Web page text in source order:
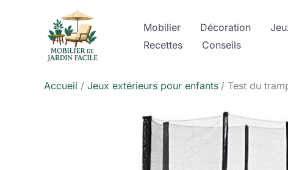
Mobilier Décoration
Recettes
Conseils
Accueil Jeux extérieurs pour enfants Test du